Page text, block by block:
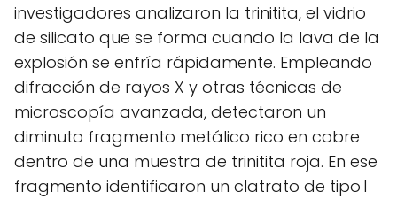
investigadores analizaron la trinitita, el vidrio
de silicato que se forma cuando la lava de la
explosión se enfría rápidamente. Empleando
difracción de rayos X y otras técnicas de
microscopía avanzada, detectaron un
diminuto fragmento metálico rico en cobre
dentro de una muestra de trinitita roja. En ese
fragmento identificaron un clatrato de tipo I